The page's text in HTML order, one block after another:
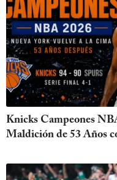
Knicks Campeones
Maldición de 53 Años